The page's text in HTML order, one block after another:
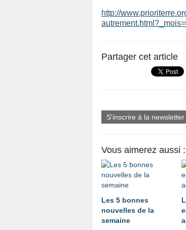
http://
Partager cet article
S'inscrire à la newsletter
Vous aimerez aussi :
Les 5 bonnes
nouvelles de la
semaine